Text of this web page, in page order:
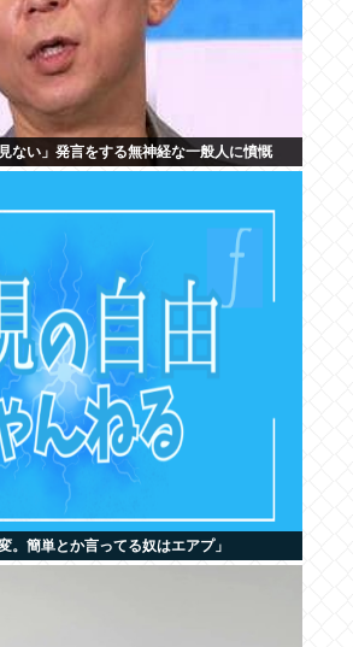
ない」発言をする無神経な一般人に憤慨
。簡単とか言ってる奴はエアプ」